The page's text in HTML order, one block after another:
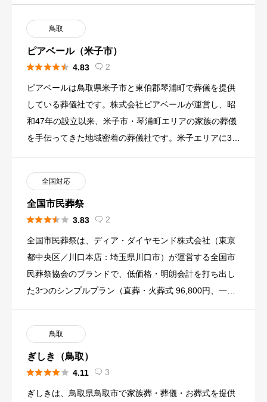
鳥取
ピアベール（米子市）
 4.83  2
ピアベールは鳥取県米子市と東伯郡琴浦町で葬儀を提供
している葬儀社です。株式会社ピアベールが運営し、昭
和47年の設立以来、米子市・琴浦町エリアの家族の葬儀
を手伝ってきた地域密着の葬儀社です。米子エリアに3ホ
全国対応
全国市民葬祭
 3.83  2
全国市民葬祭は、ディア・ダイヤモンド株式会社（東京
都中央区／川口本店：埼玉県川口市）が運営する全国市
民葬祭協会のブランドで、低価格・明朗会計を打ち出し
た3つのシンプルプラン（直葬・火葬式 96,800円、一日
鳥取
ぎしき（鳥取）
 4.11  3
ぎしきは、鳥取県鳥取市で家族葬・葬儀・お葬式を提供